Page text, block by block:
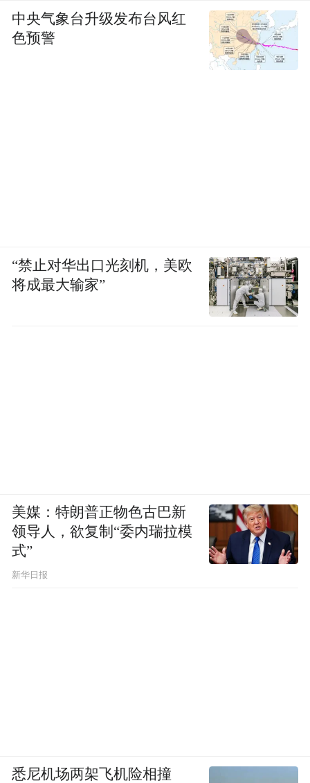
中央气象台升级发布台风红
色预警
“禁止对华出口光刻机，美欧
将成最大输家”
美媒：特朗普正物色古巴新
领导人，欲复制“委内瑞拉模
式”
新华日报
悉尼机场两架飞机险相撞